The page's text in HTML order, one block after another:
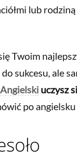
lub rodziną
Twoim
sukcesu, ale
uczysz
po